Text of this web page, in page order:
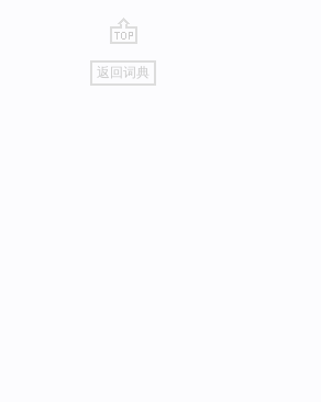
go
top
返回词典